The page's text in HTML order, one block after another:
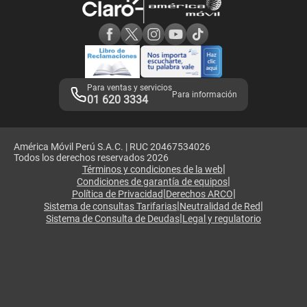
Adquirientes iPhone 6, 6S y SE
Mensaje de Seguridad
Términos y Condiciones de Tienda Claro
Libro de Reclamaciones
Legales de marketplace
Para ventas y servicios
01 620 3334 Para información
América Móvil Perú S.A.C. | RUC 20467534026
Todos los derechos reservados 2026
Términos y condiciones de la web|
Condiciones de garantía de equipos|
Política de Privacidad|Derechos ARCO|
Sistema de consultas Tarifarias|Neutralidad de Red|
Sistema de Consulta de Deudas|Legal y regulatorio